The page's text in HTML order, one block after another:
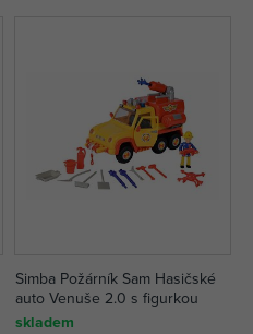
Simba Požárník Sam Hasičské
auto Venuše 2.0 s figurkou
skladem